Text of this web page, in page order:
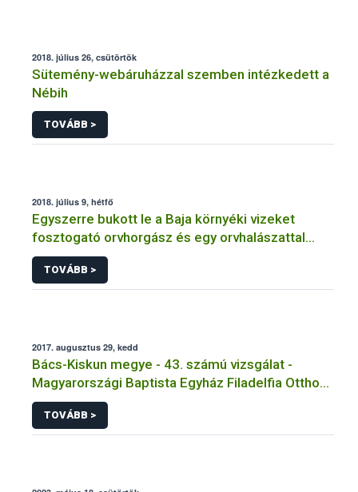
2018. július 26, csütörtök
Sütemény-webáruházzal szemben intézkedett a
Nébih
TOVÁBB >
2018. július 9, hétfő
Egyszerre bukott le a Baja környéki vizeket
fosztogató orvhorgász és egy orvhalászattal
gyanúsítható személy
TOVÁBB >
2017. augusztus 29, kedd
Bács-Kiskun megye - 43. számú vizsgálat -
Magyarországi Baptista Egyház Filadelfia Otthon
Főzőkonyha
TOVÁBB >